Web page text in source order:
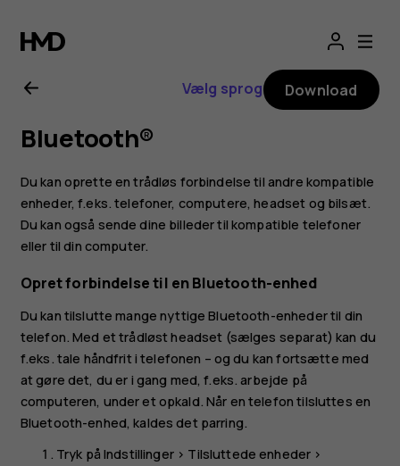
Brugervejledning
til
Nokia
XR20
Vælg sprog Download
Bluetooth®
Du kan oprette en trådløs forbindelse til andre kompatible
enheder, f.eks. telefoner, computere, headset og bilsæt.
Du kan også sende dine billeder til kompatible telefoner
eller til din computer.
Opret forbindelse til en Bluetooth-enhed
Du kan tilslutte mange nyttige Bluetooth-enheder til din
telefon. Med et trådløst headset (sælges separat) kan du
f.eks. tale håndfrit i telefonen – og du kan fortsætte med
at gøre det, du er i gang med, f.eks. arbejde på
computeren, under et opkald. Når en telefon tilsluttes en
Bluetooth-enhed, kaldes det parring.
Tryk påIndstillinger> Tilsluttede enheder >